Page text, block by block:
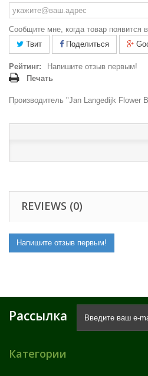
Сообщите мне, когда товар появится
Твит
Поделиться
Рейтинг:
Напишите отзыв первым!
Печать
Производитель "Jan Langedijk Flower
REVIEWS (0)
Напишите отзыв первым!
Рассылка
Категории